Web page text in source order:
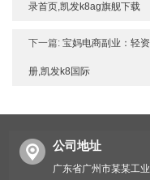
录首页,凯发k8ag旗舰下载
下一篇: 宝妈电商副业：轻
册,凯发k8国际
公司地址
广东省广州市某某工